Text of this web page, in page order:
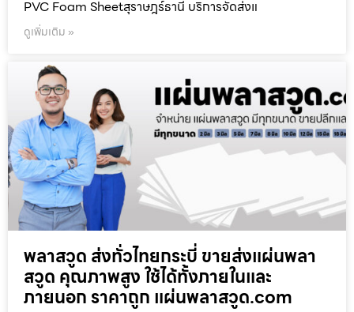
PVC Foam Sheetสุราษฎร์ธานี บริการจัดส่งแ
ดูเพิ่มเติม »
พลาสวูด ส่งทั่วไทยกระบี่ ขายส่งแผ่นพลา
สวูด คุณภาพสูง ใช้ได้ทั้งภายในและ
ภายนอก ราคาถูก แผ่นพลาสวูด.com